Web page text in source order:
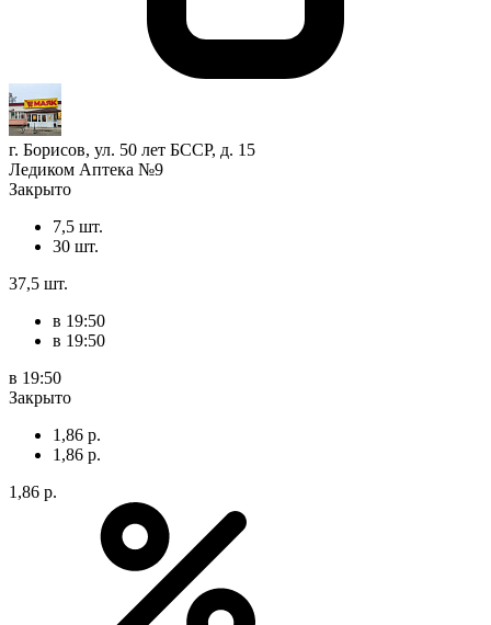
г. Борисов, ул. 50 лет БССР, д. 15
Ледиком Аптека №9
Закрыто
7,5 шт.
30 шт.
37,5 шт.
в 19:50
в 19:50
в 19:50
Закрыто
1,86 р.
1,86 р.
1,86 р.